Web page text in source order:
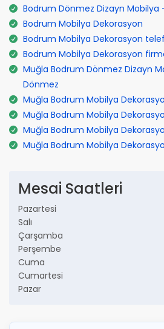
Bodrum Dönmez Dizayn
Bodrum Mobilya Dekorasyon
Bodrum Mobilya Dekorasyon
Bodrum Mobilya Dekorasyon
Muğla Bodrum Dönmez Dizayn
Dönmez
Muğla Bodrum Mobilya
Muğla Bodrum Mobilya
Muğla Bodrum Mobilya
Muğla Bodrum Mobilya
Mesai Saatleri
Pazartesi
Salı
Çarşamba
Perşembe
Cuma
Cumartesi
Pazar